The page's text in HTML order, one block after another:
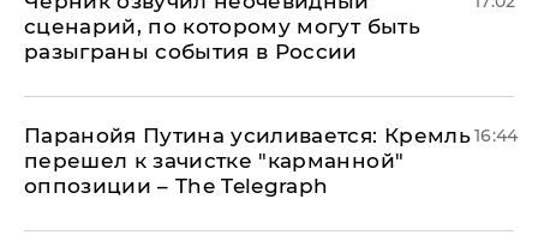
сценарий, по которому могут быть
разыграны события в России
Паранойя Путина усиливается: Кремль
перешел к зачистке "карманной"
оппозиции – The Telegraph
16:44